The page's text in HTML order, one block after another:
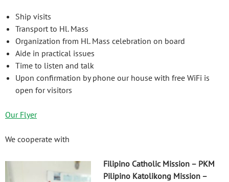
Ship visits
Transport to Hl. Mass
Organization from Hl. Mass celebration on board
Aide in practical issues
Time to listen and talk
Upon confirmation by phone our house with free WiFi is
open for visitors
Our Flyer
We cooperate with
Filipino Catholic Mission – PKM
Pilipino Katolikong Mission –